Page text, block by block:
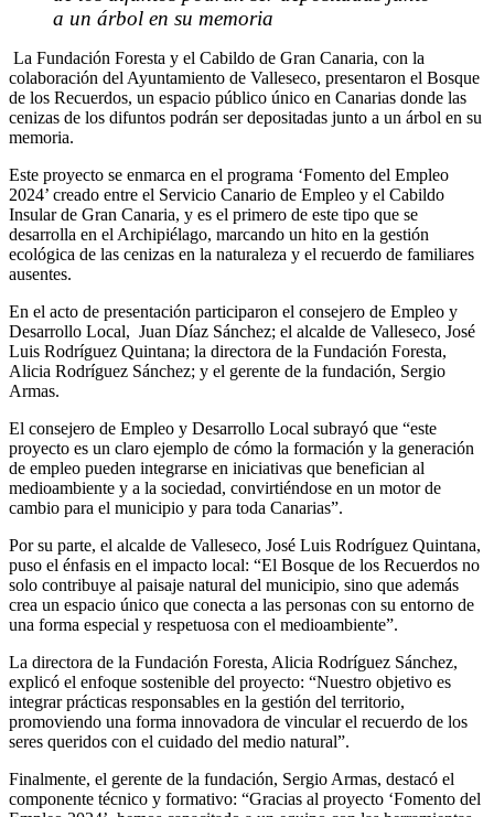
a un árbol en su memoria
La Fundación Foresta y el Cabildo de Gran Canaria, con la
colaboración del Ayuntamiento de Valleseco, presentaron el Bosque
de los Recuerdos, un espacio público único en Canarias donde las
cenizas de los difuntos podrán ser depositadas junto a un árbol en su
memoria.
Este proyecto se enmarca en el programa ‘Fomento del Empleo
2024’ creado entre el Servicio Canario de Empleo y el Cabildo
Insular de Gran Canaria, y es el primero de este tipo que se
desarrolla en el Archipiélago, marcando un hito en la gestión
ecológica de las cenizas en la naturaleza y el recuerdo de familiares
ausentes.
En el acto de presentación participaron el consejero de Empleo y
Desarrollo Local, Juan Díaz Sánchez; el alcalde de Valleseco, José
Luis Rodríguez Quintana; la directora de la Fundación Foresta,
Alicia Rodríguez Sánchez; y el gerente de la fundación, Sergio
Armas.
El consejero de Empleo y Desarrollo Local subrayó que “este
proyecto es un claro ejemplo de cómo la formación y la generación
de empleo pueden integrarse en iniciativas que benefician al
medioambiente y a la sociedad, convirtiéndose en un motor de
cambio para el municipio y para toda Canarias”.
Por su parte, el alcalde de Valleseco, José Luis Rodríguez Quintana,
puso el énfasis en el impacto local: “El Bosque de los Recuerdos no
solo contribuye al paisaje natural del municipio, sino que además
crea un espacio único que conecta a las personas con su entorno de
una forma especial y respetuosa con el medioambiente”.
La directora de la Fundación Foresta, Alicia Rodríguez Sánchez,
explicó el enfoque sostenible del proyecto: “Nuestro objetivo es
integrar prácticas responsables en la gestión del territorio,
promoviendo una forma innovadora de vincular el recuerdo de los
seres queridos con el cuidado del medio natural”.
Finalmente, el gerente de la fundación, Sergio Armas, destacó el
componente técnico y formativo: “Gracias al proyecto ‘Fomento del